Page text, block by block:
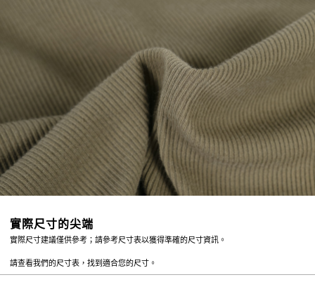
實際尺寸的尖端
實際尺寸建議僅供參考；請參考尺寸表以獲得準確的尺寸資訊。
請查看我們的尺寸表，找到適合您的尺寸。